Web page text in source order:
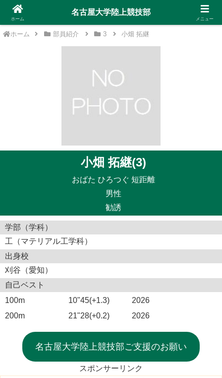
ホーム 部員紹介 3 小畑 拓継
小畑 拓継(3)
おばた ひろつぐ 短距離
男性
勧誘
学部（学科）
工（マテリアル工学科）
出身校
刈谷（愛知）
自己ベスト
100m
10"45(+1.3)
2026
200m
21"28(+0.2) 2026
名古屋大学陸上競技部ご支援のお願い
スポンサーリンク
ホーム
名古屋大学陸上競技部
メニュー